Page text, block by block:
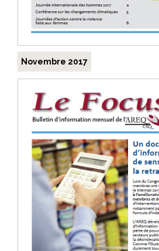
Novembre 2017